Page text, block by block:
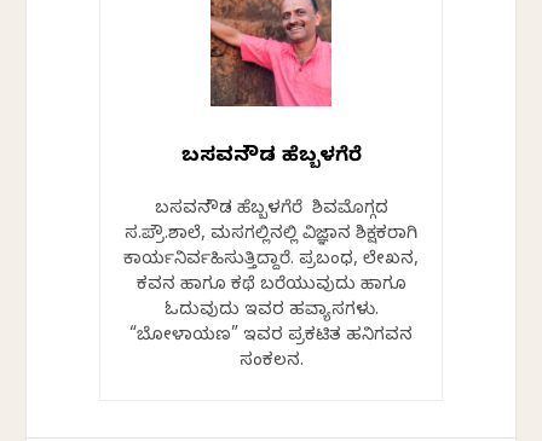
ಬಸವನಗೌಡ ಹೆಬ್ಬಳಗೆರೆ
ಬಸವನಗೌಡ ಹೆಬ್ಬಳಗೆರೆ ಶಿವಮೊಗ್ಗದ
ಸ.ಪ್ರೌ.ಶಾಲೆ, ಮಸಗಲ್ಲಿನಲ್ಲಿ ವಿಜ್ಞಾನ ಶಿಕ್ಷಕರಾಗಿ
ಕಾರ್ಯನಿರ್ವಹಿಸುತ್ತಿದ್ದಾರೆ. ಪ್ರಬಂಧ, ಲೇಖನ,
ಕವನ ಹಾಗೂ ಕಥೆ ಬರೆಯುವುದು ಹಾಗೂ
ಓದುವುದು ಇವರ ಹವ್ಯಾಸಗಳು.
“ಬೋಳಾಯಣ” ಇವರ ಪ್ರಕಟಿತ ಹನಿಗವನ
ಸಂಕಲನ.